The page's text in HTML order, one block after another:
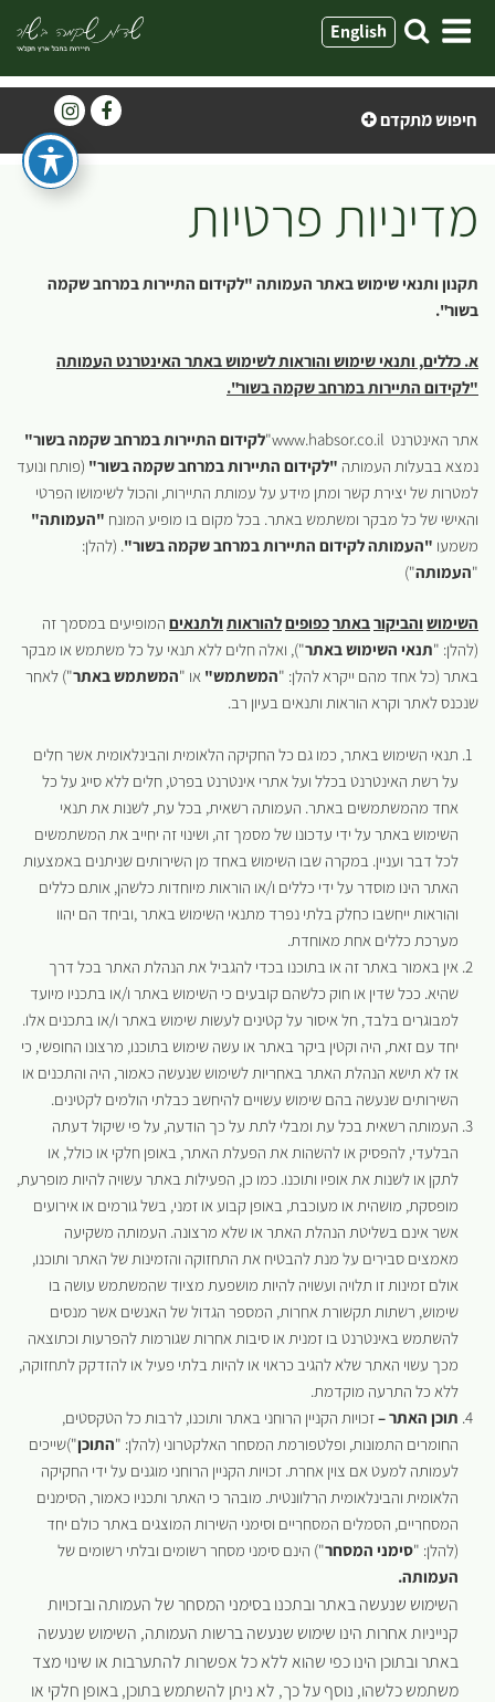
לתוכן
English
חיפוש מתקדם
מדיניות פרטיות
תקנון ותנאי שימוש באתר העמותה "לקידום התיירות במרחב שקמה
בשור".
א. כללים, ותנאי שימוש והוראות לשימוש באתר האינטרנט העמותה
"לקידום התיירות במרחב שקמה בשור".
אתר האינטרנט www.habsor.co.il"
לקידום התיירות במרחב שקמה בשור"
נמצא בבעלות העמותה "לקידום התיירות במרחב שקמה בשור" (פותח ונועד
למטרות של יצירת קשר ומתן מידע על עמותת התיירות, והכול לשימושו הפרטי
והאישי של כל מבקר ומשתמש באתר. בכל מקום בו מופיע המונח "העמותה"
משמעו "העמותה לקידום התיירות במרחב שקמה בשור". (להלן:
"העמותה")
השימוש והביקורבאתרכפופיםלהוראות ולתנאים המופיעים במסמך זה
(להלן: "תנאי השימוש באתר"), ואלה חלים ללא תנאי על כל משתמש או מבקר
באתר (כל אחד מהם ייקרא להלן: "המשתמש" או "המשתמש באתר") לאחר
שנכנס לאתר וקרא הוראות ותנאים בעיון רב.
תנאי השימוש באתר, כמו גם כל החקיקה הלאומית והבינלאומית אשר חלים
על רשת האינטרנט בכלל ועל אתרי אינטרנט בפרט, חלים ללא סייג על כל
אחד מהמשתמשים באתר. העמותה רשאית, בכל עת, לשנות את תנאי
השימוש באתר על ידי עדכונו של מסמך זה, ושינוי זה יחייב את המשתמשים
לכל דבר ועניין. במקרה שבו השימוש באחד מן השירותים שניתנים באמצעות
האתר הינו מוסדר על ידי כללים ו/או הוראות מיוחדות כלשהן, אותם כללים
והוראות ייחשבו כחלק בלתי נפרד מתנאי השימוש באתר ,וביחד הם יהוו
מערכת כללים אחת מאוחדת.
אין באמור באתר זה או בתוכנו בכדי להגביל את הנהלת האתר בכל דרך
שהיא. ככל שדין או חוק כלשהם קובעים כי השימוש באתר ו/או בתכניו מיועד
למבוגרים בלבד, חל איסור על קטינים לעשות שימוש באתר ו/או בתכנים אלו.
יחד עם זאת, היה וקטין ביקר באתר או עשה שימוש בתוכנו, מרצונו החופשי, כי
אז לא תישא הנהלת האתר באחריות לשימוש שנעשה כאמור, היה והתכנים או
השירותים שנעשה בהם שימוש עשויים להיחשב כבלתי הולמים לקטינים.
העמותה רשאית בכל עת ומבלי לתת על כך הודעה, על פי שיקול דעתה
הבלעדי, להפסיק או להשהות את הפעלת האתר, באופן חלקי או כולל, או
לתקן או לשנות את אופיו ותוכנו. כמו כן, הפעילות באתר עשויה להיות מופרעת,
מופסקת, מושהית או מעוכבת, באופן קבוע או זמני, בשל גורמים או אירועים
אשר אינם בשליטת הנהלת האתר או שלא מרצונה. העמותה משקיעה
מאמצים סבירים על מנת להבטיח את התחזוקה והזמינות של האתר ותוכנו,
אולם זמינות זו תלויה ועשויה להיות מושפעת מציוד שהמשתמש עושה בו
שימוש, רשתות תקשורת אחרות, המספר הגדול של האנשים אשר מנסים
להשתמש באינטרנט בו זמנית או סיבות אחרות שגורמות להפרעות וכתוצאה
מכך עשוי האתר שלא להגיב כראוי או להיות בלתי פעיל או להזדקק לתחזוקה,
ללא כל התרעה מוקדמת.
תוכן האתר–זכויות הקניין הרוחני באתר ותוכנו, לרבות כל הטקסטים,
החומרים התמונות, ופלטפורמת המסחר האלקטרוני (להלן: "התוכן")שייכים
לעמותה למעט אם צוין אחרת. זכויות הקניין הרוחני מוגנים על ידי החקיקה
הלאומית והבינלאומית הרלוונטית. מובהר כי האתר ותכניו כאמור, הסימנים
המסחריים, הסמלים המסחריים וסימני השירות המוצגים באתר כולם יחד
(להלן: "סימני המסחר") הינם סימני מסחר רשומים ובלתי רשומים של
העמותה.
השימוש שנעשה באתר ובתכנו בסימני המסחר של העמותה ובזכויות
קנייניות אחרות הינו שימוש שנעשה ברשות העמותה, השימוש שנעשה
באתר ובתוכן הינו כפי שהוא ללא כל אפשרות להתערבות או שינוי מצד
משתמש כלשהו, נוסף על כך, לא ניתן להשתמש בתוכן, באופן חלקי או